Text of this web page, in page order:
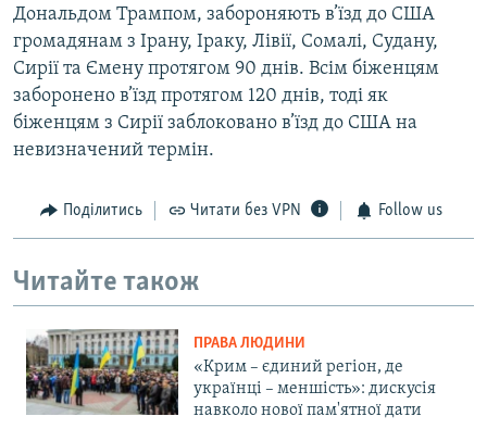
Дональдом Трампом, забороняють в’їзд до США
громадянам з Ірану, Іраку, Лівії, Сомалі, Судану,
Сирії та Ємену протягом 90 днів. Всім біженцям
заборонено в’їзд протягом 120 днів, тоді як
біженцям з Сирії заблоковано в’їзд до США на
невизначений термін.
Поділитись Читати без VPN Follow us
Читайте також
ПРАВА ЛЮДИНИ
«Крим – єдиний регіон, де
українці – меншість»: дискусія
навколо нової пам'ятної дати